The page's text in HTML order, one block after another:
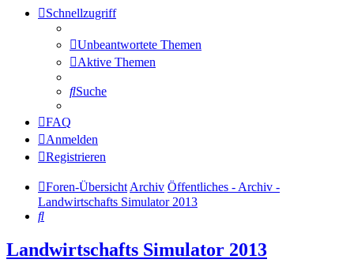
Schnellzugriff
Unbeantwortete Themen
Aktive Themen
Suche
FAQ
Anmelden
Registrieren
Foren-ÜbersichtArchiv Öffentliches - Archiv -
Landwirtschafts Simulator 2013
Suche
Landwirtschafts Simulator 2013